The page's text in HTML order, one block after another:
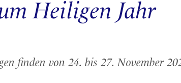
Heiligen Jahr
finden von 24. bis 27. November